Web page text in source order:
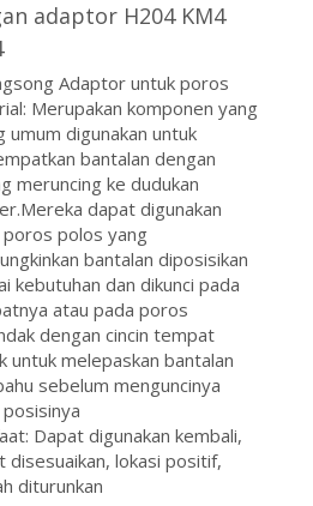
adaptor H204 KM4
Adaptor untuk poros
Merupakan komponen yang
umum digunakan untuk
bantalan dengan
meruncing ke dudukan
dapat digunakan
poros polos yang
bantalan diposisikan
kebutuhan dan dikunci pada
atau pada poros
dengan cincin tempat
untuk melepaskan bantalan
sebelum menguncinya
Dapat digunakan kembali,
disesuaikan, lokasi positif,
diturunkan